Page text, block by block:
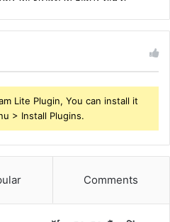
Lite Plugin, You can install it
> Install Plugins.
Comments